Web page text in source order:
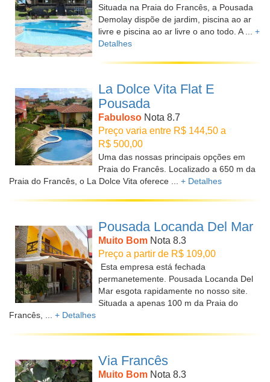
Situada na Praia do Francês, a Pousada
Demolay dispõe de jardim, piscina ao ar
livre e piscina ao ar livre o ano todo. A ... +
Detalhes
La Dolce Vita Flat E
Pousada
Fabuloso Nota 8.7
Preço varia entre R$ 144,50 a
R$ 500,00
Uma das nossas principais opções em
Praia do Francês. Localizado a 650 m da
Praia do Francês, o La Dolce Vita oferece ... + Detalhes
Pousada Locanda Del Mar
Muito Bom Nota 8.3
Preço a partir de R$ 109,00
Esta empresa está fechada
permanetemente. Pousada Locanda Del
Mar esgota rapidamente no nosso site.
Situada a apenas 100 m da Praia do
Francês, ... + Detalhes
Via Francês
Muito Bom Nota 8.3